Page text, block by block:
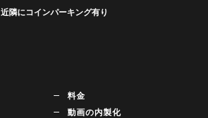
近隣にコインパーキング有り
料金
動画の内製化